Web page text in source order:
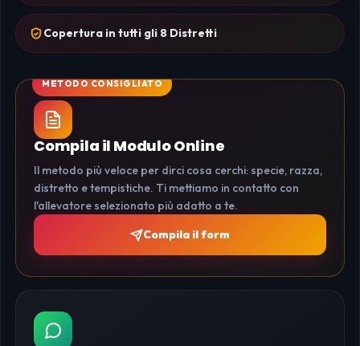
Copertura in tutti gli 8 Distretti
Compila il Modulo Online
Il metodo più veloce per dirci cosa cerchi: specie, razza,
distretto e tempistiche. Ti mettiamo in contatto con
l'allevatore selezionato più adatto a te.
Compila il form